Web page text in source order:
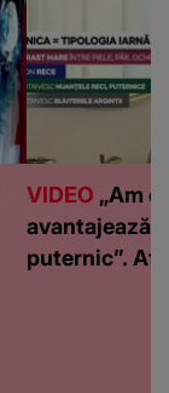
VIDEO „Am
avantajează
puternic”.